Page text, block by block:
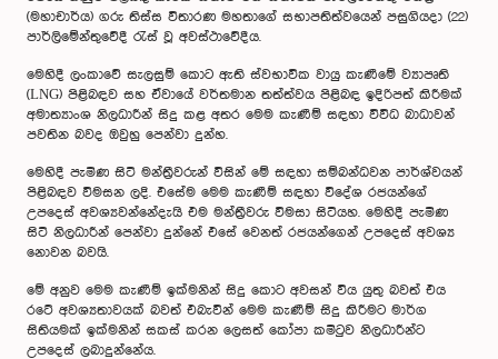
(මහාචාර්ය) ගරු තිස්ස විතාරණ මහතාගේ සභාපතිත්වයෙන් පසුගියදා (22)
පාර්ලිමේන්තුවේදී රැස් වූ අවස්ථාවේදීය.
මෙහිදී ලංකාවේ සැලසුම් කොට ඇති ස්වභාවික වායු කැණීමේ ව්‍යාපෘති
(LNG) පිළිබඳව සහ ඒවායේ වර්තමාන තත්ත්වය පිළිබඳ ඉදිරිපත් කිරීමක්
අමාත්‍යාංශ නිලධාරීන් සිදු කළ අතර මෙම කැණීම් සඳහා විවිධ බාධාවන්
පවතින බවද ඔවුහු පෙන්වා දුන්හ.
මෙහිදී පැමිණ සිටි මන්ත්‍රීවරුන් විසින් මේ සඳහා සම්බන්ධවන පාර්ශ්වයන්
පිළිබඳව විමසන ලදි. එසේම මෙම කැණීම් සඳහා විදේශ රජයන්ගේ
උපදෙස් අවශ්‍යවන්නේදැයි එම මන්ත්‍රීවරු විමසා සිටියහ. මෙහිදී පැමිණ
සිටි නිලධාරීන් පෙන්වා දුන්නේ එසේ වෙනත් රජයන්ගෙන් උපදෙස් අවශ්‍ය
නොවන බවයි.
මේ අනුව මෙම කැණීම් ඉක්මනින් සිදු කොට අවසන් විය යුතු බවත් එය
රටේ අවශ්‍යතාවයක් බවත් එබැවින් මෙම කැණීම් සිදු කිරීමට මාර්ග
සිතියමක් ඉක්මනින් සකස් කරන ලෙසත් කෝපා කමිටුව නිලධාරීන්ට
උපදෙස් ලබාදුන්නේය.